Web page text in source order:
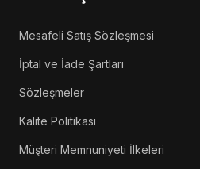
Mesafeli Satış Sözleşmesi
İptal ve İade Şartları
Sözleşmeler
Kalite Politikası
Müşteri Memnuniyeti İlkeleri